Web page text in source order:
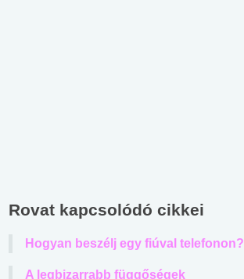
Rovat kapcsolódó cikkei
Hogyan beszélj egy fiúval telefonon?
A legbizarrabb függőségek